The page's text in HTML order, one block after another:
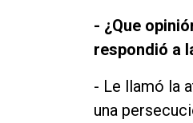
- ¿Que
respondió a
- Le llamó la
una